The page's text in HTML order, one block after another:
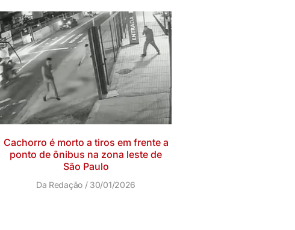
Cachorro é morto a tiros em frente a
ponto de ônibus na zona leste de
São Paulo
Da Redação 30/01/2026